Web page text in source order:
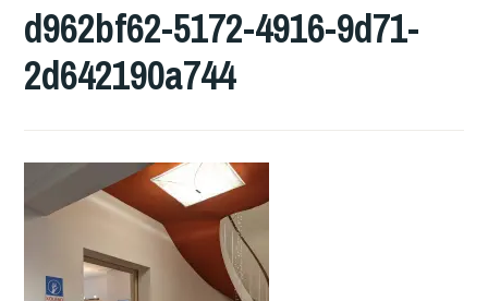
d962bf62-5172-4916-9d71-
2d642190a744